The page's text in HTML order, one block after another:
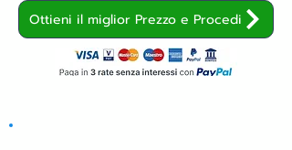
Ottieni il miglior Prezzo e Procedi